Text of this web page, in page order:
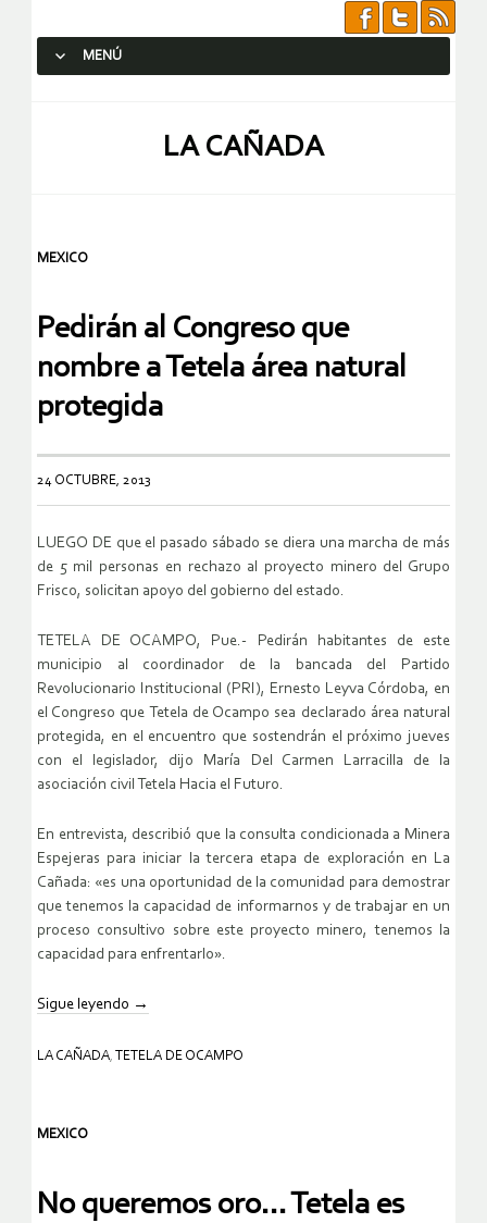
MENÚ
LA CAÑADA
MEXICO
Pedirán al Congreso que
nombre a Tetela área natural
protegida
24 OCTUBRE, 2013
LUEGO DE que el pasado sábado se diera una marcha de más
de 5 mil personas en rechazo al proyecto minero del Grupo
Frisco, solicitan apoyo del gobierno del estado.
TETELA DE OCAMPO, Pue.- Pedirán habitantes de este
municipio al coordinador de la bancada del Partido
Revolucionario Institucional (PRI), Ernesto Leyva Córdoba, en
el Congreso que Tetela de Ocampo sea declarado área natural
protegida, en el encuentro que sostendrán el próximo jueves
con el legislador, dijo María Del Carmen Larracilla de la
asociación civil Tetela Hacia el Futuro.
En entrevista, describió que la consulta condicionada a Minera
Espejeras para iniciar la tercera etapa de exploración en La
Cañada: «es una oportunidad de la comunidad para demostrar
que tenemos la capacidad de informarnos y de trabajar en un
proceso consultivo sobre este proyecto minero, tenemos la
capacidad para enfrentarlo».
Sigue leyendo →
LA CAÑADA, TETELA DE OCAMPO
MEXICO
No queremos oro… Tetela es